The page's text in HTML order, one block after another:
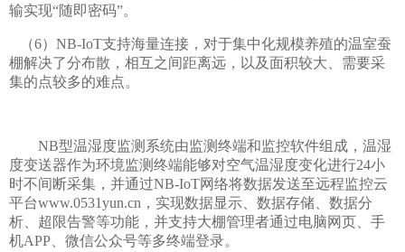
输实现“随即密码”。
（6）NB-IoT支持海量连接，对于集中化规模养殖的温室蚕
棚解决了分布散，相互之间距离远，以及面积较大、需要采
集的点较多的难点。
NB型温湿度监测系统由监测终端和监控软件组成，温湿
度变送器作为环境监测终端能够对空气温湿度变化进行24小
时不间断采集，并通过NB-IoT网络将数据发送至远程监控云
平台www.0531yun.cn，实现数据显示、数据存储、数据分
析、超限告警等功能，并支持大棚管理者通过电脑网页、手
机APP、微信公众号等多终端登录。